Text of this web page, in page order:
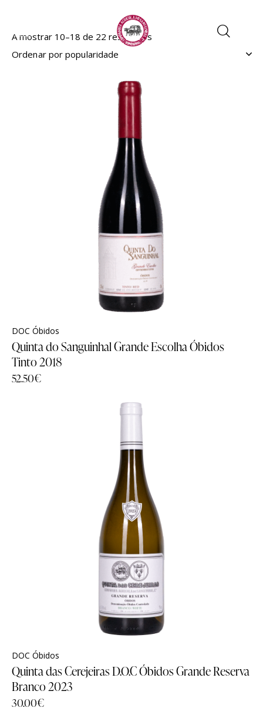
A mostrar 10–18 de 22 resultados
DOC Óbidos
Quinta do Sanguinhal Grande Escolha Óbidos
Tinto 2018
52.50€
DOC Óbidos
Quinta das Cerejeiras D.O.C Óbidos Grande Reserva
Branco 2023
30.00€